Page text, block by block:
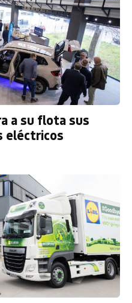
a su flota sus
eléctricos